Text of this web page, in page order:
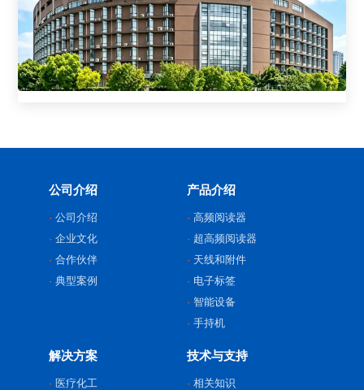
公司介绍
公司介绍
企业文化
合作伙伴
典型案例
产品介绍
高频阅读器
超高频阅读器
天线和附件
电子标签
智能设备
手持机
解决方案
医疗化工
技术与支持
相关知识